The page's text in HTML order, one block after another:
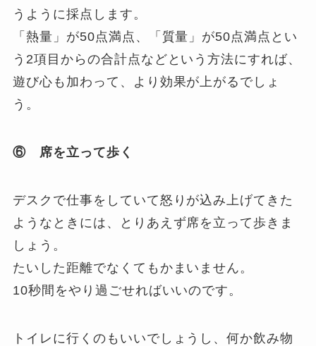
うように採点します。
「熱量」が50点満点、「質量」が50点満点とい
う2項目からの合計点などという方法にすれば、
遊び心も加わって、より効果が上がるでしょ
う。
⑥ 席を立って歩く
デスクで仕事をしていて怒りが込み上げてきた
ようなときには、とりあえず席を立って歩きま
しょう。
たいした距離でなくてもかまいません。
10秒間をやり過ごせればいいのです。
トイレに行くのもいいでしょうし、何か飲み物